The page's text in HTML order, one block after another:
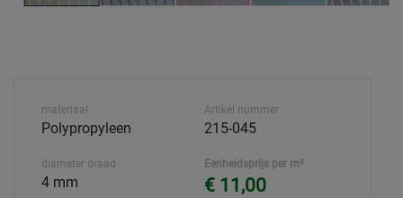
materiaal
Polypropyleen
diameter draad
4 mm
Artikel nummer
215-045
Eenheidsprijs per m²
€ 11,00